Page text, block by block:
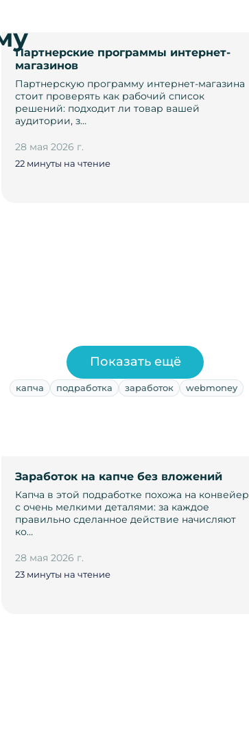
Партнерские программы интернет-
магазинов
Партнерскую программу интернет-магазина
стоит проверять как рабочий список
решений: подходит ли товар вашей
аудитории, з…
28 мая 2026 г.
22 минуты на чтение
капча подработка заработок webmoney
Заработок на капче без вложений
Капча в этой подработке похожа на конвейер
с очень мелкими деталями: за каждое
правильно сделанное действие начисляют
ко…
28 мая 2026 г.
23 минуты на чтение
Показать ещё